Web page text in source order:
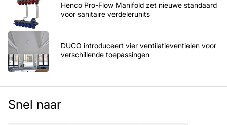
Henco Pro-Flow Manifold zet nieuwe standaard
voor sanitaire verdelerunits
DUCO introduceert vier ventilatieventielen voor
verschillende toepassingen
Snel naar